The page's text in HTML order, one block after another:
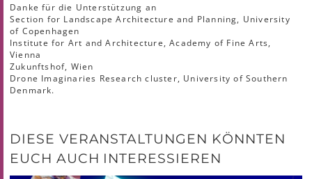
Danke für die Unterstützung an
Section for Landscape Architecture and Planning, University
of Copenhagen
Institute for Art and Architecture, Academy of Fine Arts,
Vienna
Zukunftshof, Wien
Drone Imaginaries Research cluster, University of Southern
Denmark.
DIESE VERANSTALTUNGEN KÖNNTEN
EUCH AUCH INTERESSIEREN